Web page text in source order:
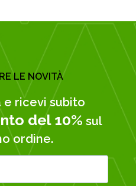
LE NOVITÀ
e ricevi subito
del 10% sul
ordine.